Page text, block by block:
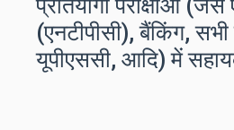
प्रतियोगी परीक्षाओं
(एनटीपीसी), बैंकिंग, सभी
यूपीएससी, आदि) में